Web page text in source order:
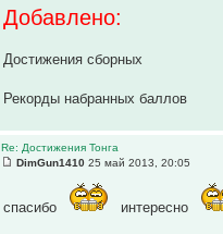
Добавлено:
Достижения сборных
Рекорды набранных баллов
Re: Достижения Тонга
DimGun1410 25 май 2013, 20:05
спасибо интересно